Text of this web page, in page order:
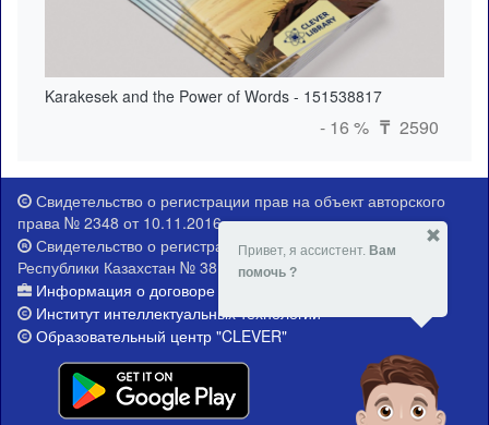
Karakesek and the Power of Words - 151538817
- 16 % ₸ 2590
Свидетельство о регистрации прав на объект авторского
права № 2348 от 10.11.2016 г.
Свидетельство о регистрации Министерства юстиции
Республики Казахстан № 381-Е от 21.02.2015 г.
Информация о договоре публичной оферты
Институт интеллектуальных технологий
Образовательный центр "CLEVER"
Привет, я ассистент. Вам
помочь ?